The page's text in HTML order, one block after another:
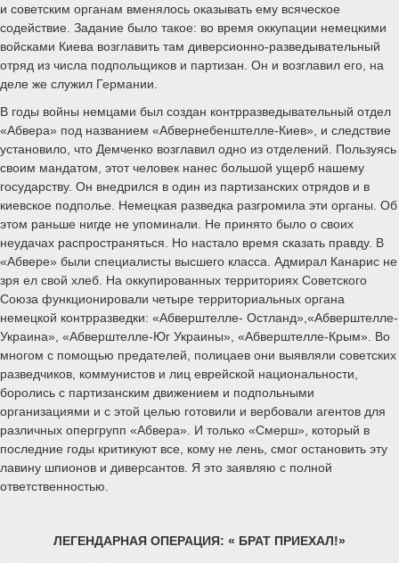
и советским органам вменялось оказывать ему всяческое
содействие. Задание было такое: во время оккупации немецкими
войсками Киева возглавить там диверсионно-разведывательный
отряд из числа подпольщиков и партизан. Он и возглавил его, на
деле же служил Германии.
В годы войны немцами был создан контрразведывательный отдел
«Абвера» под названием «Абвернебенштелле-Киев», и следствие
установило, что Демченко возглавил одно из отделений. Пользуясь
своим мандатом, этот человек нанес большой ущерб нашему
государству. Он внедрился в один из партизанских отрядов и в
киевское подполье. Немецкая разведка разгромила эти органы. Об
этом раньше нигде не упоминали. Не принято было о своих
неудачах распространяться. Но настало время сказать правду. В
«Абвере» были специалисты высшего класса. Адмирал Канарис не
зря ел свой хлеб. На оккупированных территориях Советского
Союза функционировали четыре территориальных органа
немецкой контрразведки: «Абверштелле- Остланд»,«Абверштелле-
Украина», «Абверштелле-Юг Украины», «Абверштелле-Крым». Во
многом с помощью предателей, полицаев они выявляли советских
разведчиков, коммунистов и лиц еврейской национальности,
боролись с партизанским движением и подпольными
организациями и с этой целью готовили и вербовали агентов для
различных опергрупп «Абвера». И только «Смерш», который в
последние годы критикуют все, кому не лень, смог остановить эту
лавину шпионов и диверсантов. Я это заявляю с полной
ответственностью.
ЛЕГЕНДАРНАЯ ОПЕРАЦИЯ: « БРАТ ПРИЕХАЛ!»